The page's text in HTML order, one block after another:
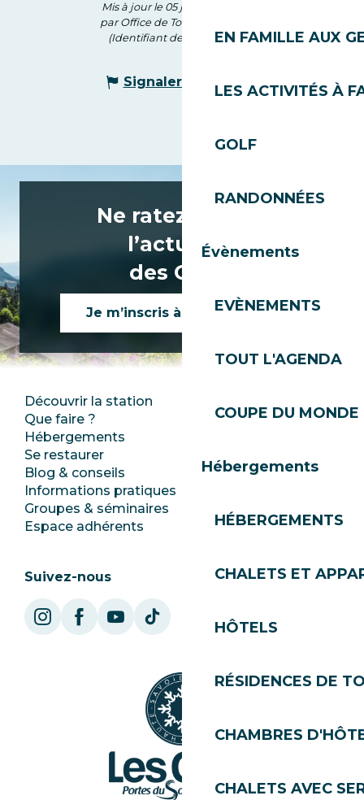
EN FAMILLE AUX
LES ACTIVITÉS À
GOLF
RANDONNÉES
Évènements
EVÈNEMENTS
TOUT L'AGENDA
COUPE DU
Hébergements
HÉBERGEMENTS
CHALETS ET
HÔTELS
RÉSIDENCES DE
CHAMBRES
CHALETS AVEC
Mis à jour le 05 juin 2026 à 15:03
par Office de Tourisme des Gets
(Identifiant de l'offre :77657)
Signaler une erreur
Ne ratez rien de
l’actualité
des Gets !
Je m’inscris à la newsletter
Découvrir la station
Que faire ?
Hébergements
Se restaurer
Blog & conseils
Informations pratiques
Groupes & séminaires
Espace adhérents
Club Les Gets
Ecotourisme
SoleGets
Les Gets Tourisme
Suivez-nous